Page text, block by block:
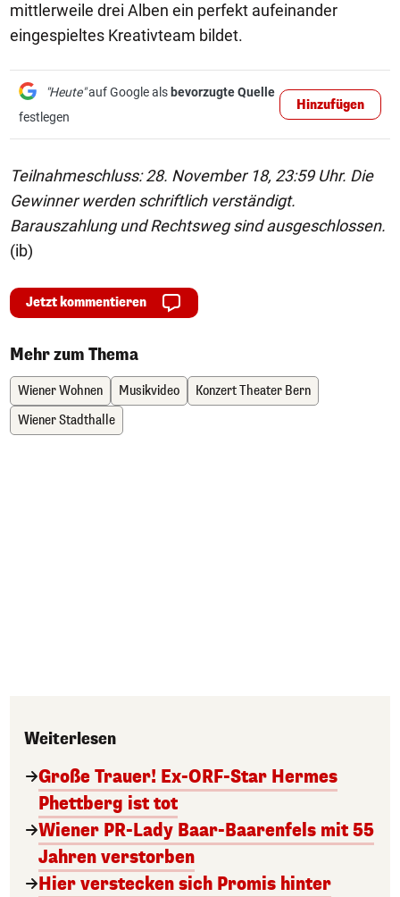
mittlerweile drei Alben ein perfekt aufeinander
eingespieltes Kreativteam bildet.
"Heute"auf Google als bevorzugte Quelle
festlegen
Hinzufügen
Teilnahmeschluss: 28. November 18, 23:59 Uhr. Die
Gewinner werden schriftlich verständigt.
Barauszahlung und Rechtsweg sind ausgeschlossen.
(ib)
Jetzt kommentieren
Mehr zum Thema
Wiener Wohnen Musikvideo
Konzert Theater Bern
Wiener Stadthalle
Weiterlesen
Große Trauer! Ex-ORF-Star Hermes
Phettberg ist tot
Wiener PR-Lady Baar-Baarenfels mit 55
Jahren verstorben
Hier verstecken sich Promis hinter